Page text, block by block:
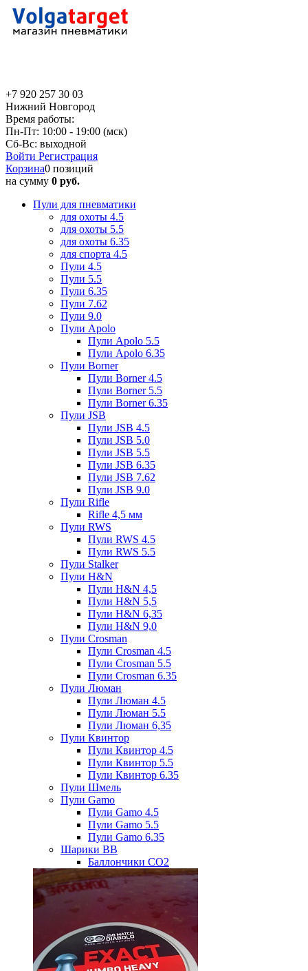
+7 920 257 30 03
Нижний Новгород
Время работы:
Пн-Пт: 10:00 - 19:00 (мск)
Сб-Вс: выходной
Войти Регистрация
Корзина0 позиций
на сумму 0 руб.
Пули для пневматики
для охоты 4.5
для охоты 5.5
для охоты 6.35
для спорта 4.5
Пули 4.5
Пули 5.5
Пули 6.35
Пули 7.62
Пули 9.0
Пули Apolo
Пули Apolo 5.5
Пули Apolo 6.35
Пули Borner
Пули Borner 4.5
Пули Borner 5.5
Пули Borner 6.35
Пули JSB
Пули JSB 4.5
Пули JSB 5.0
Пули JSB 5.5
Пули JSB 6.35
Пули JSB 7.62
Пули JSB 9.0
Пули Rifle
Rifle 4,5 мм
Пули RWS
Пули RWS 4.5
Пули RWS 5.5
Пули Stalker
Пули H&N
Пули H&N 4,5
Пули H&N 5,5
Пули H&N 6,35
Пули H&N 9,0
Пули Crosman
Пули Crosman 4.5
Пули Crosman 5.5
Пули Crosman 6.35
Пули Люман
Пули Люман 4.5
Пули Люман 5.5
Пули Люман 6,35
Пули Квинтор
Пули Квинтор 4.5
Пули Квинтор 5.5
Пули Квинтор 6.35
Пули Шмель
Пули Gamo
Пули Gamo 4.5
Пули Gamo 5.5
Пули Gamo 6.35
Шарики BB
Баллончики CO2